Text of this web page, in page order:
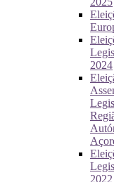
2024
2022